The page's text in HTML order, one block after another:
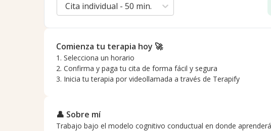
Cita individual - 50 min.
Comienza tu terapia hoy 🚀
1. Selecciona un horario
2. Confirma y paga tu cita de forma fácil y segura
3. Inicia tu terapia por videollamada a través de Terapify
👤 Sobre mí
Trabajo bajo el modelo cognitivo conductual en donde